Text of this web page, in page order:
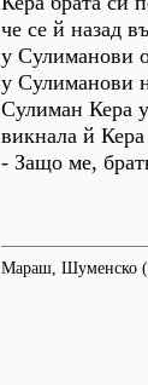
че се й назад
у Сулиманови
у Сулиманови
Сулиман Кера
викнала й Кера
- Защо ме,
Мараш, Шуменско